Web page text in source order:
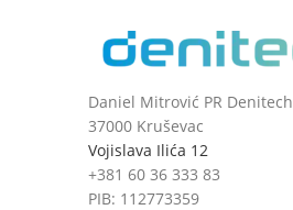
Daniel Mitrović PR Denitech
37000 Kruševac
Vojislava Ilića 12
+381 60 36 333 83
PIB: 112773359